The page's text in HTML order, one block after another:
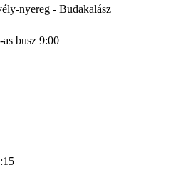
nyereg - Budakalász
as busz 9:00